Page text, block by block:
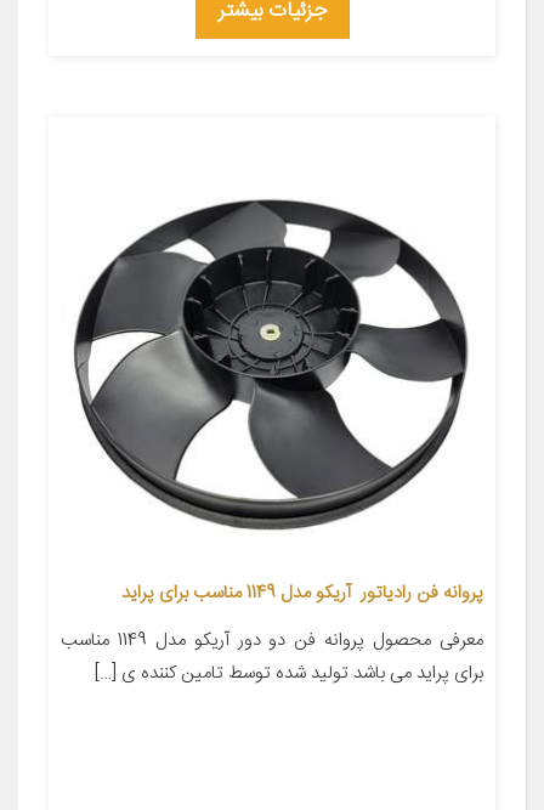
جزئیات بیشتر
پروانه فن رادیاتور آریکو مدل 1149 مناسب برای پراید
معرفی محصول پروانه فن دو دور آریکو مدل 1149 مناسب
برای پراید می باشد تولید شده توسط تامین کننده ی […]